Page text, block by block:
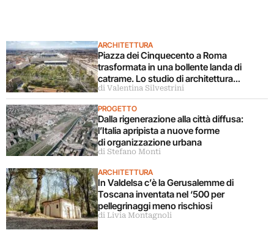
ARCHITETTURA
Piazza dei Cinquecento a Roma
trasformata in una bollente landa di
catrame. Lo studio di architettura
disconosce il progetto
di Valentina Silvestrini
PROGETTO
Dalla rigenerazione alla città diffusa:
l’Italia apripista a nuove forme
di organizzazione urbana
di Stefano Monti
ARCHITETTURA
In Valdelsa c’è la Gerusalemme di
Toscana inventata nel ‘500 per
pellegrinaggi meno rischiosi
di Livia Montagnoli